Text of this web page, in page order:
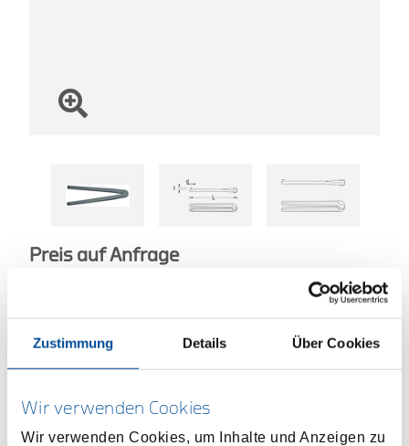
Zustimmung Details Über Cookies
Wir verwenden Cookies
Wir verwenden Cookies, um Inhalte und Anzeigen zu
Preis auf Anfrage
ONLINE KAUFEN
HÄNDLER FINDEN